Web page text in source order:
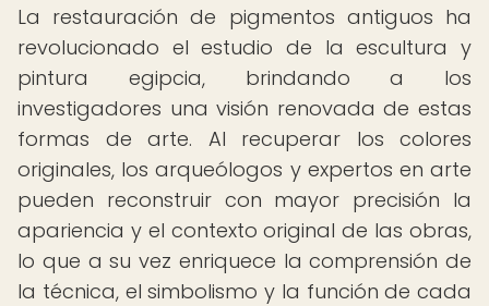
La restauración de pigmentos antiguos ha
revolucionado el estudio de la escultura y
pintura egipcia, brindando a los
investigadores una visión renovada de estas
formas de arte. Al recuperar los colores
originales, los arqueólogos y expertos en arte
pueden reconstruir con mayor precisión la
apariencia y el contexto original de las obras,
lo que a su vez enriquece la comprensión de
la técnica, el simbolismo y la función de cada